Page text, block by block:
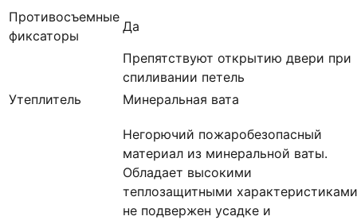
Противосъемные
фиксаторы
Да
Препятствуют открытию двери при
спиливании петель
Утеплитель
Минеральная вата
Негорючий пожаробезопасный
материал из минеральной ваты.
Обладает высокими
теплозащитными
не подвержен усадке и